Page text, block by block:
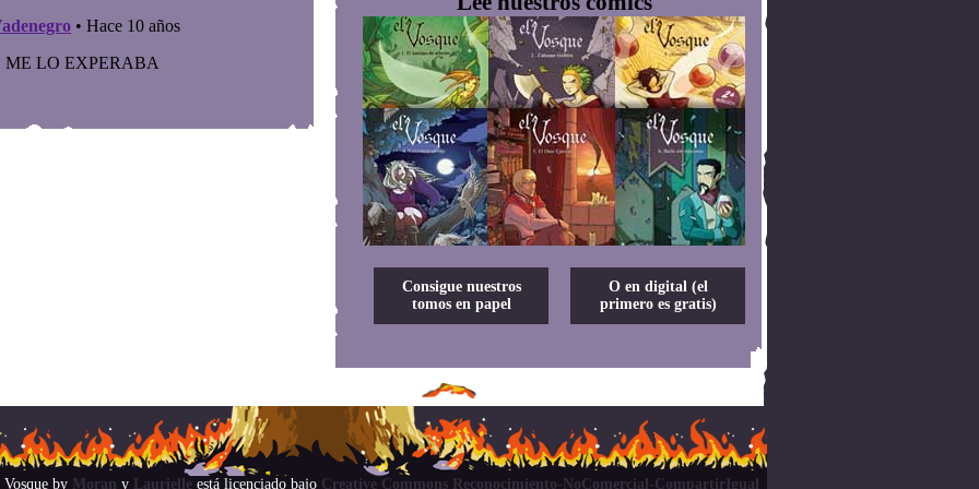
Consigue nuestros
tomos en papel
O en digital (el
primero es gratis)
by Moran y Laurielle está licenciado bajo Creative Commons Reconocimiento-NoComercial-CompartirIgual